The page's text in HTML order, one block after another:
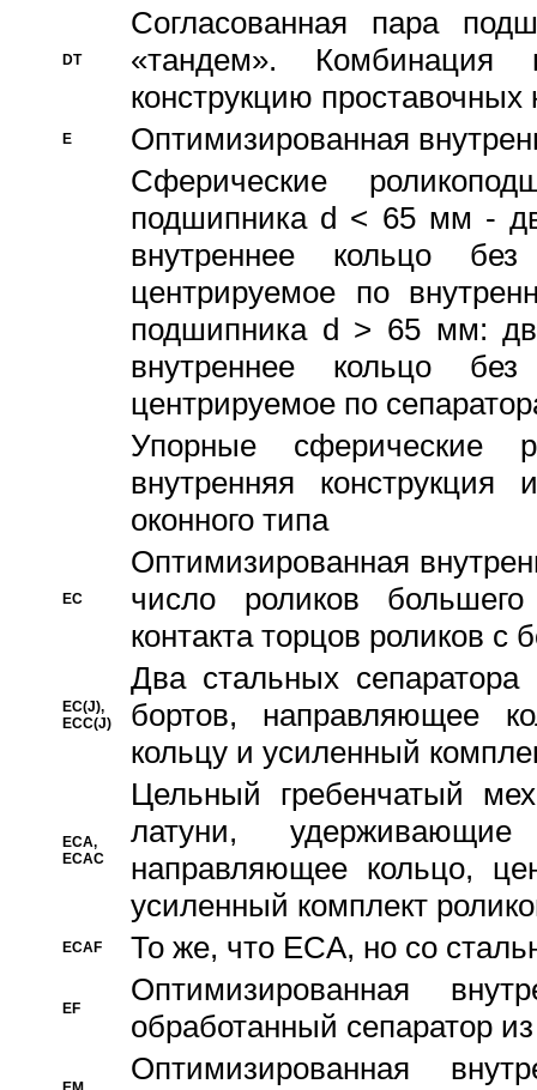
DT
Согласованная пара
«тандем».
конструкцию проставочных
E
Оптимизированная
Сферические
подшипника d < 65 мм -
внутреннее кольцо
центрируемое по
подшипника d > 65 мм:
внутреннее кольцо
центрируемое по
Упорные сферические
внутренняя
оконного типа
EC
Oптимизированная
число роликов
контакта торцов роликов с
EC(J),
ECC(J)
Два стальных сепаратора
бортов, направляющее
кольцу и усиленный
ECA,
ECAC
Цельный гребенчатый
латуни,
направляющее кольцо,
усиленный комплект
ECAF То же, что ECA, но со
EF
Оптимизированная
обработанный сепаратор
Оптимизированная